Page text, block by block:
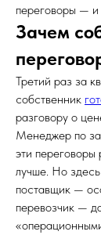
переговоры — и
Зачем
Третий раз за
собственник
разговору о
Менеджер по
эти
лучше. Но здесь
поставщик —
перевозчик —